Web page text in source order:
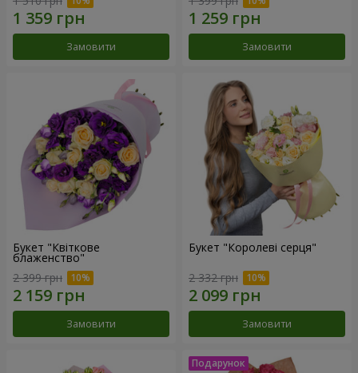
Замовити Замовити
Букет "Квіткове
блаженство"
2 399 грн
Замовити
Букет "Королеві серця"
2 332 грн
Замовити